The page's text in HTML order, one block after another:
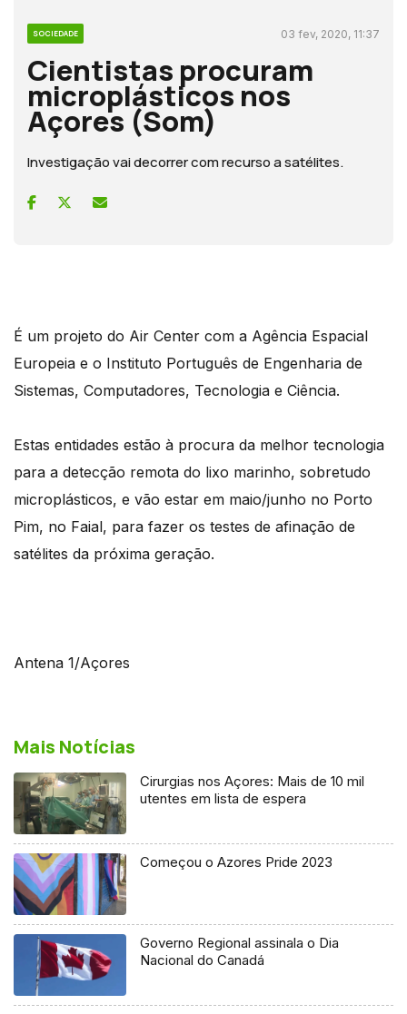
SOCIEDADE 03 fev, 2020, 11:37
Cientistas procuram
microplásticos nos
Açores (Som)
Investigação vai decorrer com recurso a satélites.
É um projeto do Air Center com a Agência Espacial
Europeia e o Instituto Português de Engenharia de
Sistemas, Computadores, Tecnologia e Ciência.
Estas entidades estão à procura da melhor tecnologia
para a detecção remota do lixo marinho, sobretudo
microplásticos, e vão estar em maio/junho no Porto
Pim, no Faial, para fazer os testes de afinação de
satélites da próxima geração.
Antena 1/Açores
Mais Notícias
Cirurgias nos Açores: Mais de 10 mil
utentes em lista de espera
Começou o Azores Pride 2023
Governo Regional assinala o Dia
Nacional do Canadá